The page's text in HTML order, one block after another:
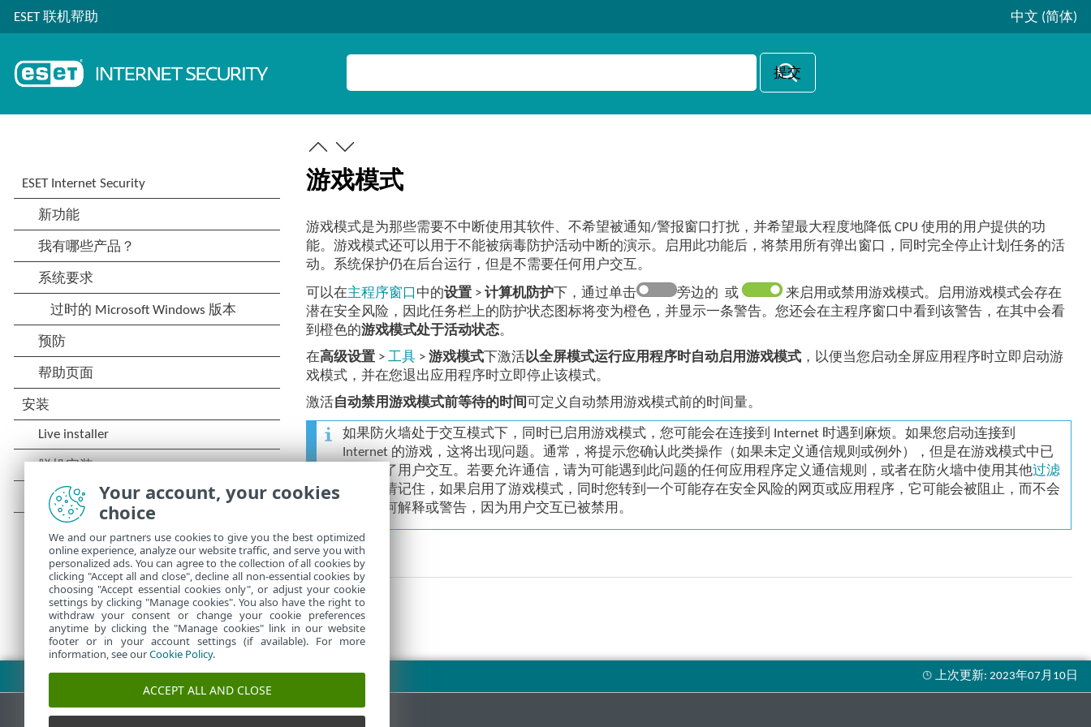
ESET 联机帮助 中文 (简体)
游戏模式
游戏模式是为那些需要不中断使用其软件、不希望被通知/警报窗口打扰，并希望最大程度地降低 CPU 使用的用户提供的功
能。游戏模式还可以用于不能被病毒防护活动中断的演示。启用此功能后，将禁用所有弹出窗口，同时完全停止计划任务的活
动。系统保护仍在后台运行，但是不需要任何用户交互。
可以在主程序窗口 中的设置 >计算机防护 下，通过单击 旁边的 或
来启用或禁用游戏模式。启用游戏模式会存在
潜在安全风险，因此任务栏上的防护状态图标将变为橙色，并显示一条警告。您还会在主程序窗口中看到该警告，在其中会看
到橙色的游戏模式处于活动状态。
在高级设置 >工具 >游戏模式 下激活以全屏模式运行应用程序时自动启用游戏模式 ，以便当您启动全屏应用程序时立即启动游
戏模式，并在您退出应用程序时立即停止该模式。
激活 自动禁用游戏模式前等待的时间 可定义自动禁用游戏模式前的时间量。
如果防火墙处于交互模式下，同时已启用游戏模式，您可能会在连接到 Internet 时遇到麻烦。如果您启动连接到
Internet 的游戏，这将出现问题。通常，将提示您确认此类操作（如果未定义通信规则或例外），但是在游戏模式中已
经禁用了用户交互。若要允许通信，请为可能遇到此问题的任何应用程序定义通信规则，或者在防火墙中使用其他过滤
。请记住，如果启用了游戏模式，同时您转到一个可能存在安全风险的网页或应用程序，它可能会被阻止，而不会
出现任何解释或警告，因为用户交互已被禁用。
下载 PDF
Your account, your cookies
choice
We and our partners use cookies to give you the best optimized
online experience, analyze our website traffic, and serve you with
personalized ads. You can agree to the collection of all cookies by
clicking "Accept all and close", decline all non-essential cookies by
choosing "Accept essential cookies only", or adjust your cookie
settings by clicking "Manage cookies". You also have the right to
withdraw your consent or change your cookie preferences
anytime by clicking the "Manage cookies" link in our website
footer or in your account settings (if available). For more
information, see ourCookie Policy.
ACCEPT ALL AND CLOSE